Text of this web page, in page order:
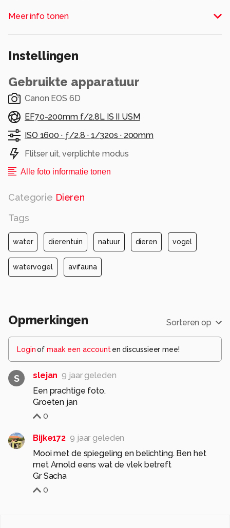
het water aan het "wroeten" was opzoek naar
wat te snacken.
Alle rechten voorbehouden
Meer info tonen
Instellingen
Gebruikte apparatuur
Canon EOS 6D
EF70-200mm f/2.8L IS II USM
ISO 1600 · ƒ/2.8 · 1/320s · 200mm
Flitser uit, verplichte modus
Alle foto informatie tonen
Categorie Dieren
Tags
water dierentuin natuur dieren vogel
watervogel avifauna
Opmerkingen Sorteren op
Loginof maak een account en discussieer mee!
S slejan 9 jaar geleden
Een prachtige foto.
Groeten jan
0
Bijke172 9 jaar geleden
Mooi met de spiegeling en belichting. Ben het
met Arnold eens wat de vlek betreft
Gr Sacha
0